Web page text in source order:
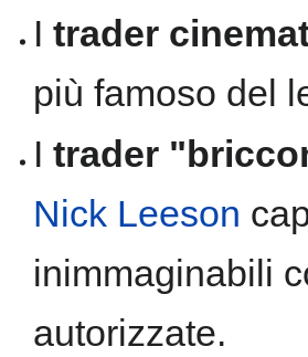
Itrader
più famoso del
Itrader
Nick Leeson
inimmaginabili
autorizzate.